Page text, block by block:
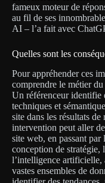
fameux moteur de
au fil de ses
AI – l’a fait avec
Quelles sont les
Pour appréhender ces
comprendre le métier
Un référenceur identifie
techniques et
site dans les résultats
intervention peut aller
site web, en passant par
conception de stratégie,
l’intelligence artificielle,
vastes ensembles de